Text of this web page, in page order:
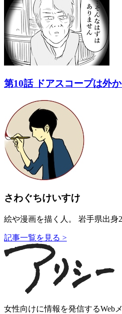
第10話 ドアスコープは外
さわぐちけいすけ
絵や漫画を描く人。 岩手県出身
記事一覧を見る >
女性向けに情報を発信するWeb